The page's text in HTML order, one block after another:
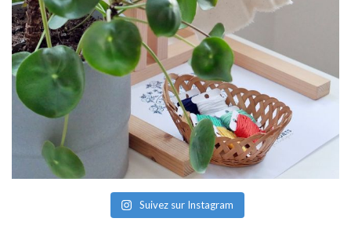
Suivez sur Instagram